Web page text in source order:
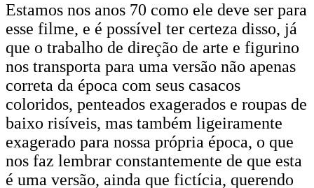
Estamos nos anos 70 como ele deve ser para
esse filme, e é possível ter certeza disso, já
que o trabalho de direção de arte e figurino
nos transporta para uma versão não apenas
correta da época com seus casacos
coloridos, penteados exagerados e roupas de
baixo risíveis, mas também ligeiramente
exagerado para nossa própria época, o que
nos faz lembrar constantemente de que esta
é uma versão, ainda que fictícia, querendo